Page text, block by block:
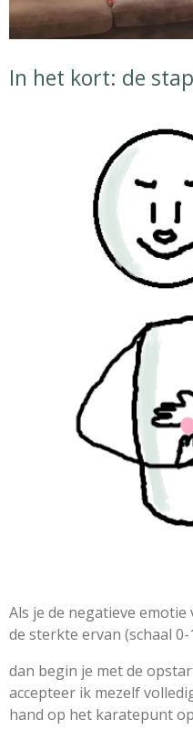
In het kort: de
Als je de negatieve
de sterkte ervan (schaal 0-
dan begin je met de
accepteer ik mezelf
hand op het karatepunt